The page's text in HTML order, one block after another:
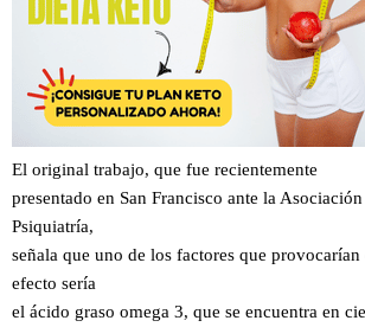
El original trabajo, que fue recientemente
presentado en San Francisco ante la
Psiquiatría,
señala que uno de los factores que provocarían
efecto sería
el ácido graso omega 3, que se encuentra en